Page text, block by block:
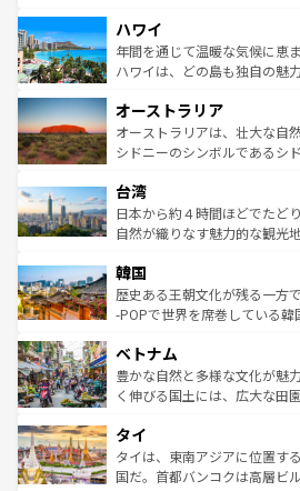
ば市内交通費無料で観光を楽しむこ
着のスイス情報はコンテンツ
のような巨大都市は、観光、
ンメントが詰まった刺激的な
西部には大自然が広がり、グ
部のニューオーリンズでは、
文化が魅力。旅行者はアメリ
しみながら、その多様性と豊
ならではの贅沢な旅のスタイルだ。 なお、新着の
情報はコンテンツ一覧を参照
ハワイ
年間を通じて温暖な気候に恵
ハワイは、どの島も独自の魅
ワイ島は見逃せない。また、
島だが、静かな自然を求める
おすすめ。エメラルドグリー
れるおもてなしの心で訪れる
人々、おいしいローカルフー
ク、伝統的なフラダンスなど
ワイを、存分に味わってほしい。 なお、新着のハワイ
はコンテンツ一覧を参照して
オーストラリア
オーストラリアは、壮大な自
シドニーのシンボルであるシ
リアリーフや大陸中央部にそ
ク）、タスマニアの美しい原
ど、見どころがたくさん。ま
いる。アクティビティも充実
ビング、ハイキングなど、ア
い。オーストラリアの多彩な
参照してほしい。
台湾
日本から約４時間ほどでたど
自然が織りなす魅力的な観光
ン）、静ひつな山岳地帯であ
と山間の静けさが共存してお
驚きをもたらしてくれる。ま
容にもいいと評判のスイーツ
が味わえる。 なお、新着
照してほしい。
韓国
歴史ある王朝文化が残る一方
-POPで世界を席巻している
き、地方に足を延ばせば四季
できる。そして、キムチや焼
まで、さまざまな韓国料理が
リティに包まれながら、韓国
わってみてほし
覧を参照してほしい。
ベトナム
豊かな自然と多様な文化が魅
く伸びる国土には、広大な田
急速な発展と共に伝統が息づ
ーチミン市のフランス統治時
醸し出している。また、バラ
タイ
タイは、東南アジアに位置す
国だ。首都バンコクは高層ビ